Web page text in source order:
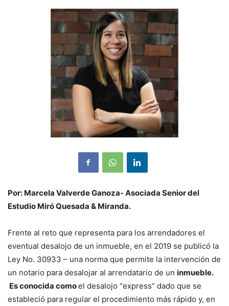
Por: Marcela Valverde Ganoza- Asociada Senior del
Estudio Miró Quesada & Miranda.
Frente al reto que representa para los arrendadores el
eventual desalojo de un inmueble, en el 2019 se publicó la
Ley No. 30933 – una norma que permite la intervención de
un notario para desalojar al arrendatario de un inmueble.
Es conocida comoel desalojo “express” dado que se
estableció para regular el procedimiento más rápido y, en